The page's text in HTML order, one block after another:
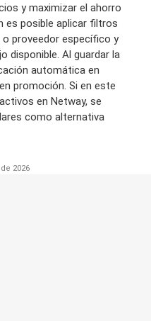
y maximizar el ahorro
es posible aplicar filtros
proveedor específico y
disponible. Al guardar la
automática en
promoción. Si en este
en Netway, se
como alternativa
2026